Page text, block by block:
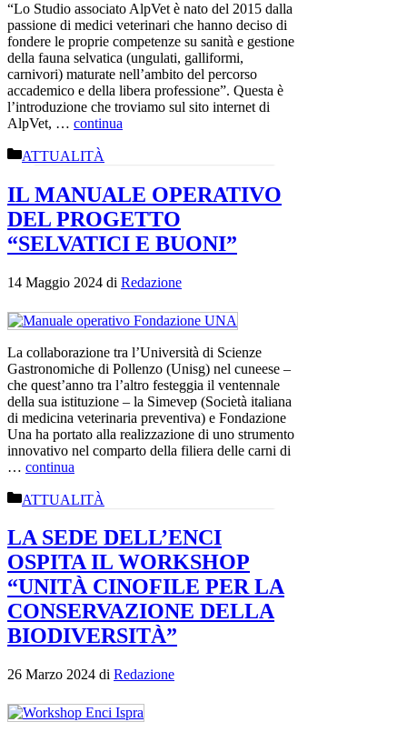
“Lo Studio associato AlpVet è nato del 2015 dalla
passione di medici veterinari che hanno deciso di
fondere le proprie competenze su sanità e gestione
della fauna selvatica (ungulati, galliformi,
carnivori) maturate nell’ambito del percorso
accademico e della libera professione”. Questa è
l’introduzione che troviamo sul sito internet di
AlpVet, … continua
Categorie
ATTUALITÀ
IL MANUALE OPERATIVO
DEL PROGETTO
“SELVATICI E BUONI”
14 Maggio 2024 di Redazione
La collaborazione tra l’Università di Scienze
Gastronomiche di Pollenzo (Unisg) nel cuneese –
che quest’anno tra l’altro festeggia il ventennale
della sua istituzione – la Simevep (Società italiana
di medicina veterinaria preventiva) e Fondazione
Una ha portato alla realizzazione di uno strumento
innovativo nel comparto della filiera delle carni di
… continua
Categorie
ATTUALITÀ
LA SEDE DELL’ENCI
OSPITA IL WORKSHOP
“UNITÀ CINOFILE PER LA
CONSERVAZIONE DELLA
BIODIVERSITÀ”
26 Marzo 2024 di Redazione